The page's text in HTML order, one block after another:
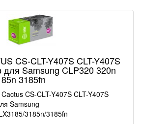
CS-CLT-Y407S CLT-Y407S
для Samsung CLP320 320n
3185fn
CS-CLT-Y407S CLT-Y407S
Samsung
3185n/3185fn